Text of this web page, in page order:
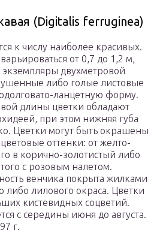
(Digitalis ferruginea)
к числу наиболее красивых.
от 0,7 до 1,2 м,
экземпляры двухметровой
либо голые листовые
ланцетную форму.
длины цветки обладают
при этом нижняя губа
Цветки могут быть окрашены
оттенки: от желто-
в корично-золотистый либо
с розовым налетом.
венчика покрыта жилками
либо лилового окраса. Цветки
кистевидных соцветий.
с середины июня до августа.
г.